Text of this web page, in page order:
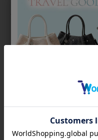
でありながらも、天然真
沢・色合い・巻の厚みを
く、汗や化粧水による品
に装えるのもマジョルカパ
返品について